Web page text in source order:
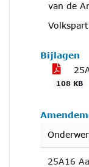
van de
Bijlagen
108 KB
25A16